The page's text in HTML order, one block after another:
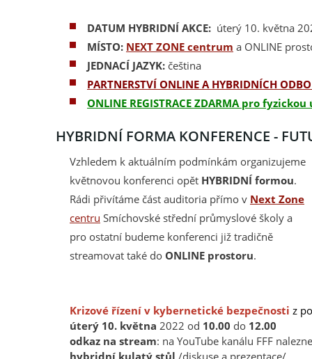
DATUM HYBRIDNÍ AKCE: úterý 10. května
MÍSTO: NEXT ZONE centrum a ONLINE
JEDNACÍ JAZYK: čeština
PARTNERSTVÍ ONLINE A HYBRIDNÍCH
ONLINE REGISTRACE ZDARMA pro fyzickou
HYBRIDNÍ FORMA KONFERENCE -
Vzhledem k aktuálním podmínkám organizujeme
květnovou konferenci opět HYBRIDNÍ formou.
Rádi přivítáme část auditoria přímo v Next Zone
centru Smíchovské střední průmyslové školy a
pro ostatní budeme konferenci již tradičně
streamovat také do ONLINE prostoru.
Krizové řízení v kybernetické bezpečnosti z
úterý 10. května 2022 od 10.00 do 12.00
odkaz na stream: na YouTube kanálu FFF
hybridní kulatý stůl /diskuse a prezentace/